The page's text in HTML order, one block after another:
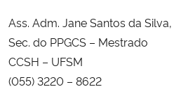
Advocacia-Geral da União
Banco Central do Brasil
Ass. Adm. Jane Santos da Silva,
Sec. do PPGCS – Mestrado
CCSH – UFSM
(055) 3220 – 8622